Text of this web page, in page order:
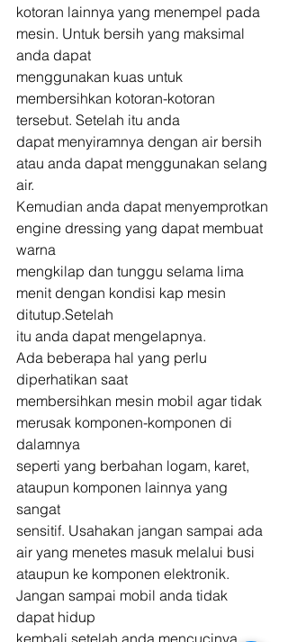
kotoran lainnya yang menempel pada
mesin. Untuk bersih yang maksimal
anda dapat
menggunakan kuas untuk
membersihkan kotoran-kotoran
tersebut. Setelah itu anda
dapat menyiramnya dengan air bersih
atau anda dapat menggunakan selang
air.
Kemudian anda dapat menyemprotkan
engine dressing yang dapat membuat
warna
mengkilap dan tunggu selama lima
menit dengan kondisi kap mesin
ditutup.Setelah
itu anda dapat mengelapnya.
Ada beberapa hal yang perlu
diperhatikan saat
membersihkan mesin mobil agar tidak
merusak komponen-komponen di
dalamnya
seperti yang berbahan logam, karet,
ataupun komponen lainnya yang
sangat
sensitif. Usahakan jangan sampai ada
air yang menetes masuk melalui busi
ataupun ke komponen elektronik.
Jangan sampai mobil anda tidak
dapat hidup
kembali setelah anda mencucinya.